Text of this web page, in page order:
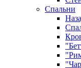
Спальни